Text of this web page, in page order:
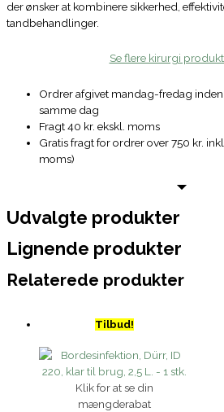
der ønsker at kombinere sikkerhed,
tandbehandlinger.
Se flere kirurgi
Ordrer afgivet mandag-fredag
samme dag
Fragt 40 kr. ekskl. moms
Gratis fragt for ordrer over 750 kr.
moms)
Udvalgte produkter
Lignende produkter
Relaterede produkter
Tilbud!
Klik for at se din
mængderabat